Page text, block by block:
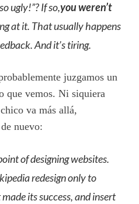
ugly!”? Ifso,you weren’t
at it. That usually happens
And it’s tiring.
juzgamos un
que vemos. Ni siquiera
va más allá,
nuevo:
of designing websites.
redesign only to
its success, and insert